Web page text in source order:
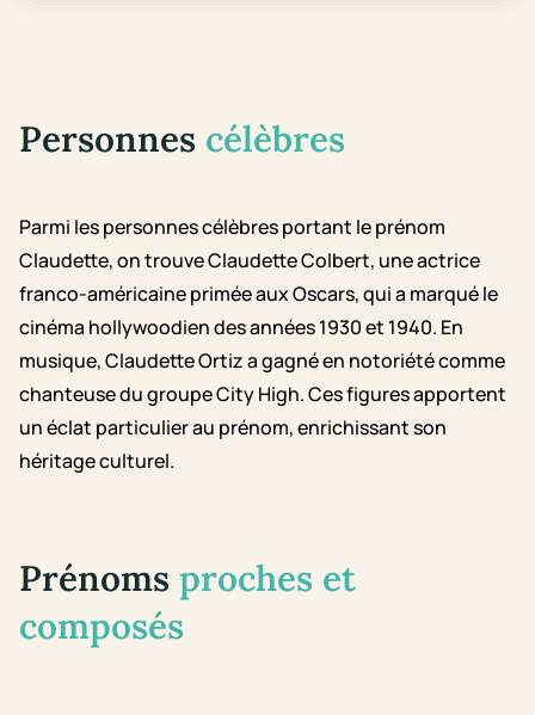
Personnes célèbres
Parmi les personnes célèbres portant le prénom
Claudette, on trouve Claudette Colbert, une actrice
franco-américaine primée aux Oscars, qui a marqué le
cinéma hollywoodien des années 1930 et 1940. En
musique, Claudette Ortiz a gagné en notoriété comme
chanteuse du groupe City High. Ces figures apportent
un éclat particulier au prénom, enrichissant son
héritage culturel.
Prénoms proches et
composés